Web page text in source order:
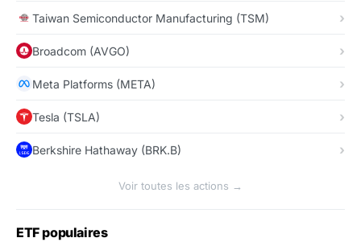
Taiwan Semiconductor Manufacturing (TSM)
Broadcom (AVGO)
Meta Platforms (META)
Tesla (TSLA)
Berkshire Hathaway (BRK.B)
Voir toutes les actions →
ETF populaires